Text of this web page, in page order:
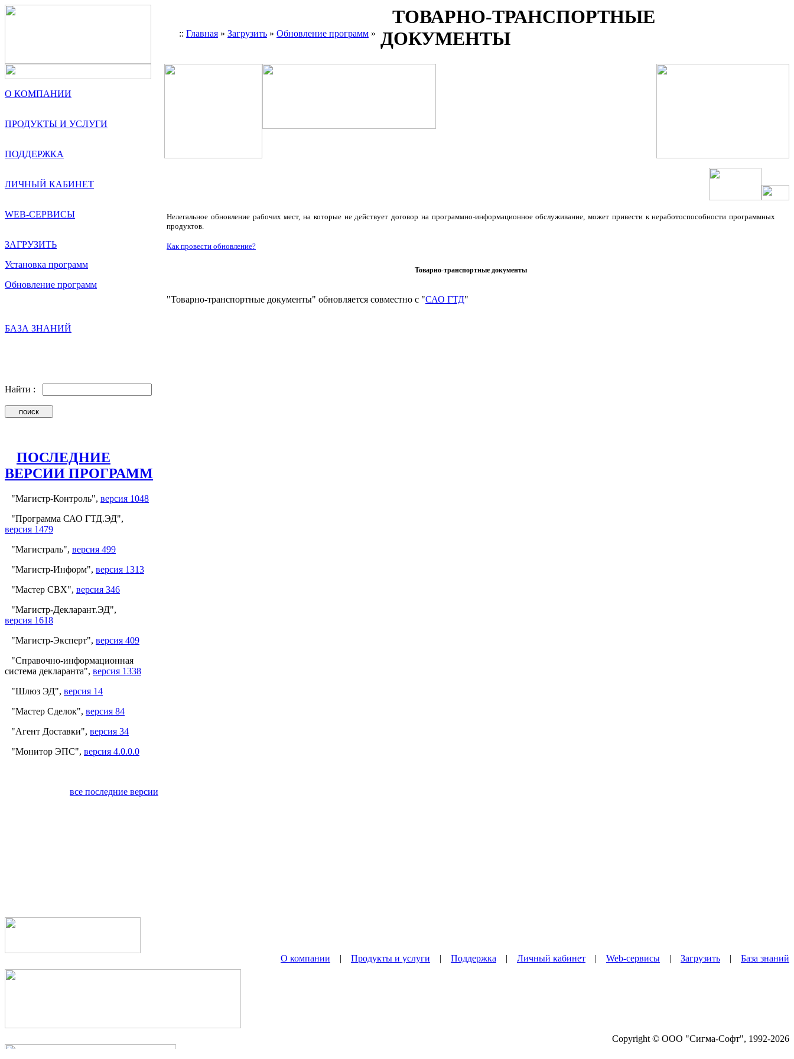
:: Главная » Загрузить » Обновление программ »
ТОВАРНО-ТРАНСПОРТНЫЕ
ДОКУМЕНТЫ
О КОМПАНИИ
ПРОДУКТЫ И УСЛУГИ
ПОДДЕРЖКА
ЛИЧНЫЙ КАБИНЕТ
WEB-СЕРВИСЫ
ЗАГРУЗИТЬ
Установка программ
Обновление программ
БАЗА ЗНАНИЙ
Найти :
ПОСЛЕДНИЕ
ВЕРСИИ ПРОГРАММ
"Магистр-Контроль", версия 1048
"Программа САО ГТД.ЭД",
версия 1479
"Магистраль", версия 499
"Магистр-Информ", версия 1313
"Мастер СВХ", версия 346
"Магистр-Декларант.ЭД",
версия 1618
"Магистр-Эксперт", версия 409
"Справочно-информационная
система декларанта", версия 1338
"Шлюз ЭД", версия 14
"Мастер Сделок", версия 84
"Агент Доставки", версия 34
"Монитор ЭПС", версия 4.0.0.0
все последние версии
Нелегальное обновление рабочих мест, на которые не действует договор на программно-информационное обслуживание, может привести к неработоспособности программных
продуктов.
Как провести обновление?
Товарно-транспортные документы
"Товарно-транспортные документы" обновляется совместно с "САО ГТД"
О компании | Продукты и услуги | Поддержка | Личный кабинет | Web-сервисы | Загрузить | База знаний
Copyright © ООО "Сигма-Софт", 1992-2026